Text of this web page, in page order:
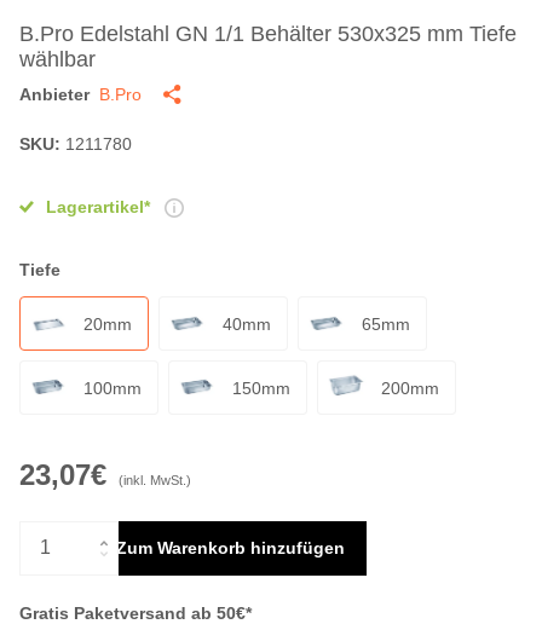
B.Pro Edelstahl GN 1/1 Behälter 530x325 mm Tiefe
wählbar
Anbieter B.Pro
SKU: 1211780
Lagerartikel*
Tiefe
20mm 40mm 65mm
100mm 150mm 200mm
23,07€ (inkl. MwSt.)
Zum Warenkorb hinzufügen
Gratis Paketversand ab 50€*